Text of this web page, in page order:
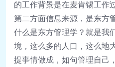
的工作背景是在麦肯锡工作
第二方面信息来源，是东方
什么是东方管理学？就是我
境，这么多的人口，这么地
提事情做成，如句管理自己